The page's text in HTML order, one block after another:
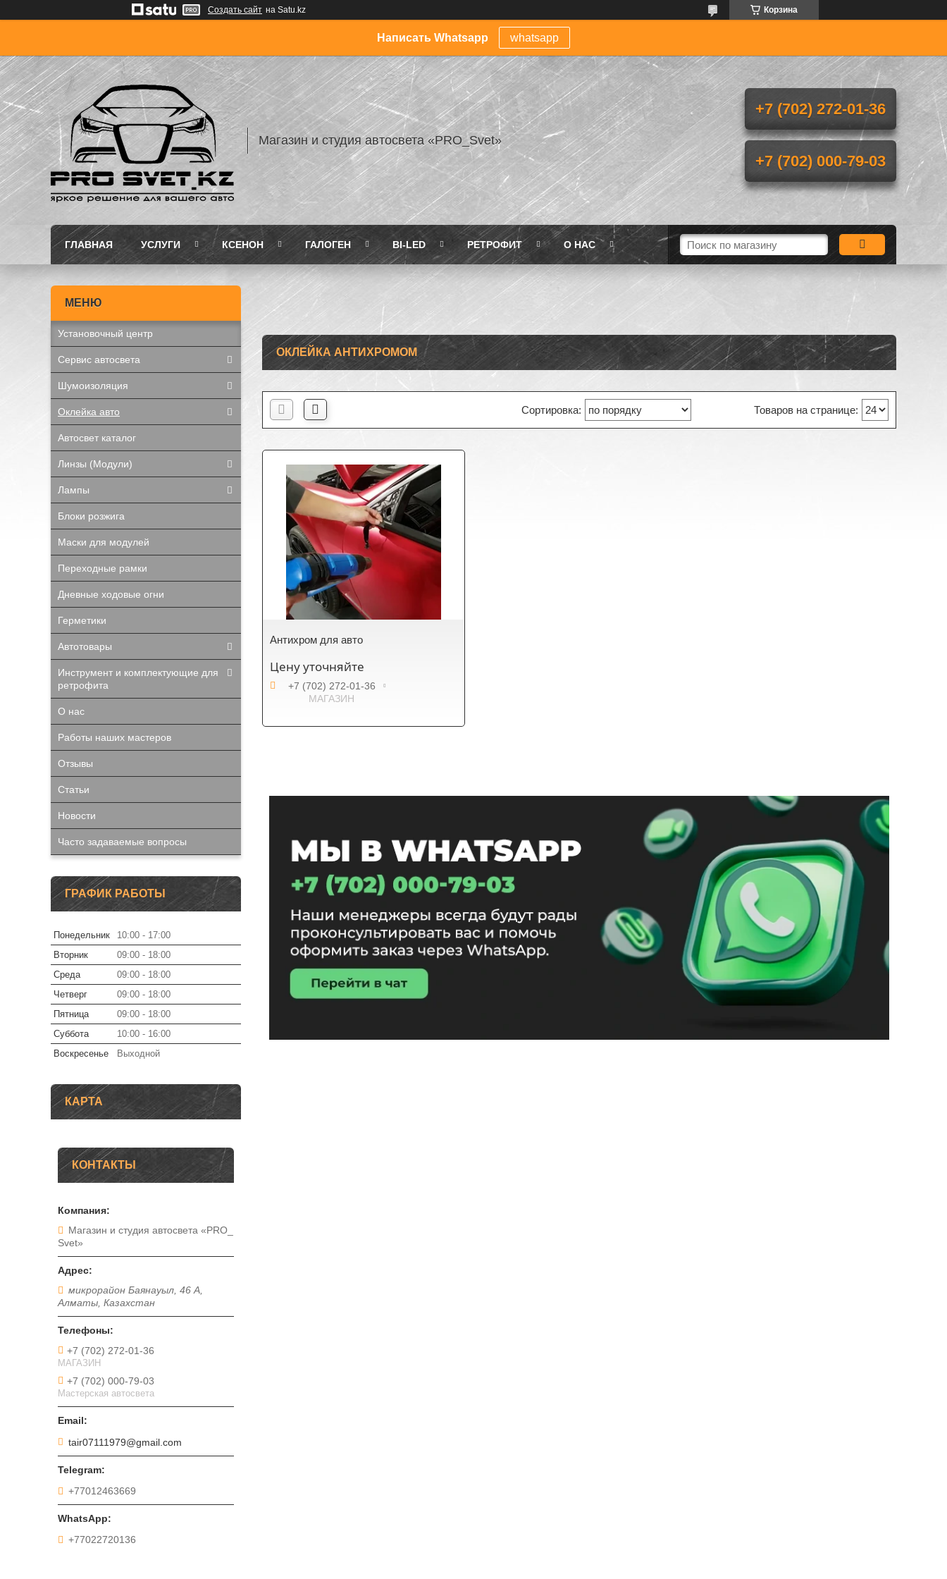
Создать сайт на Satu.kz Корзина
Написать Whatsapp whatsapp
Магазин и студия автосвета «PRO_Svet»
+7 (702) 272-01-36
+7 (702) 000-79-03
ГЛАВНАЯ УСЛУГИ КСЕНОН ГАЛОГЕН BI-LED РЕТРОФИТ О НАС
ОКЛЕЙКА АНТИХРОМОМ
Антихром для авто
Цену уточняйте
+7 (702) 272-01-36
МАГАЗИН
Установочный центр
Сервис автосвета
Шумоизоляция
Оклейка авто
Автосвет каталог
Линзы (Модули)
Лампы
Блоки розжига
Маски для модулей
Переходные рамки
Дневные ходовые огни
Герметики
Автотовары
Инструмент и комплектующие для
ретрофита
О нас
Работы наших мастеров
Отзывы
Статьи
Новости
Часто задаваемые вопросы
ГРАФИК РАБОТЫ
Понедельник 10:00
17:00
Вторник
09:00
18:00
Среда
09:00
18:00
Четверг
09:00
18:00
Пятница
09:00
18:00
Суббота
10:00
16:00
Воскресенье
Выходной
КАРТА
КОНТАКТЫ
Магазин и студия автосвета «PRO_
Svet»
микрорайон Баянауыл, 46 А,
Алматы, Казахстан
+7 (702) 272-01-36
МАГАЗИН
+7 (702) 000-79-03
Мастерская автосвета
tair07111979@gmail.com
+77012463669
+77022720136